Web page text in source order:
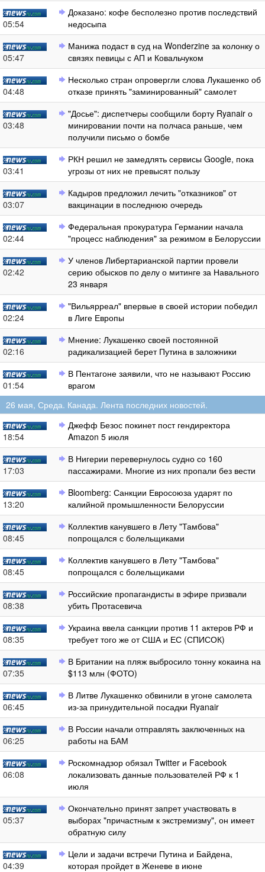
05:54
Доказано: кофе бесполезно против последствий
недосыпа
05:47
Манижа подаст в суд на Wonderzine за колонку о
связях певицы с АП и Ковальчуком
04:48
Несколько стран опровергли слова Лукашенко об
отказе принять "заминированный" самолет
03:48
"Досье": диспетчеры сообщили борту Ryanair о
минировании почти на полчаса раньше, чем
получили письмо о бомбе
03:41
РКН решил не замедлять сервисы Google, пока
угрозы от них не превысят пользу
03:07
Кадыров предложил лечить "отказников" от
вакцинации в последнюю очередь
02:44
Федеральная прокуратура Германии начала
"процесс наблюдения" за режимом в Белоруссии
02:42
У членов Либертарианской партии провели
серию обысков по делу о митинге за Навального
23 января
02:24
"Вильярреал" впервые в своей истории победил
в Лиге Европы
02:16
Мнение: Лукашенко своей постоянной
радикализацией берет Путина в заложники
01:54
В Пентагоне заявили, что не называют Россию
врагом
26 мая, Среда. Канада. Лента последних новостей.
18:54
Джефф Безос покинет пост гендиректора
Amazon 5 июля
17:03
В Нигерии перевернулось судно со 160
пассажирами. Многие из них пропали без вести
13:20
Bloomberg: Санкции Евросоюза ударят по
калийной промышленности Белоруссии
08:45
Коллектив канувшего в Лету "Тамбова"
попрощался с болельщиками
08:45
Коллектив канувшего в Лету "Тамбова"
попрощался с болельщиками
08:38
Российские пропагандисты в эфире призвали
убить Протасевича
08:35
Украина ввела санкции против 11 актеров РФ и
требует того же от США и ЕС (СПИСОК)
07:35
В Британии на пляж выбросило тонну кокаина на
$113 млн (ФОТО)
06:45
В Литве Лукашенко обвинили в угоне самолета
из-за принудительной посадки Ryanair
06:25
В России начали отправлять заключенных на
работы на БАМ
06:08
Роскомнадзор обязал Twitter и Facebook
локализовать данные пользователей РФ к 1
июля
05:37
Окончательно принят запрет участвовать в
выборах "причастным к экстремизму", он имеет
обратную силу
04:39
Цели и задачи встречи Путина и Байдена,
которая пройдет в Женеве в июне